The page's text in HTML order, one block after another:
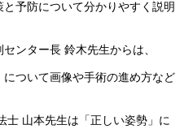
と予防について分かりやすく説明
ンター長 鈴木先生からは、
について画像や手術の進め方など
士 山本先生は「正しい姿勢」に